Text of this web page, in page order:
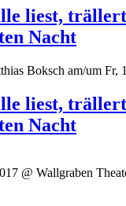
liest,
Nacht
Boksch am/um Fr,
liest,
Nacht
@ Wallgraben